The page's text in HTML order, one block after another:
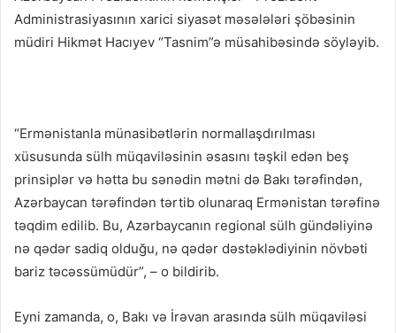
Administrasiyasının xarici siyasət məsələləri şöbəsinin
müdiri Hikmət Hacıyev “Tasnim”ə müsahibəsində söyləyib.
“Ermənistanla münasibətlərin normallaşdırılması
xüsusunda sülh müqaviləsinin əsasını təşkil edən beş
prinsiplər və hətta bu sənədin mətni də Bakı tərəfindən,
Azərbaycan tərəfindən tərtib olunaraq Ermənistan tərəfinə
təqdim edilib. Bu, Azərbaycanın regional sülh gündəliyinə
nə qədər sadiq olduğu, nə qədər dəstəklədiyinin növbəti
bariz təcəssümüdür”, – o bildirib.
Eyni zamanda, o, Bakı və İrəvan arasında sülh müqaviləsi